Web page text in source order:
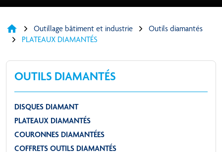
home Outillage bâtiment et industrie
Outils diamantés
PLATEAUX DIAMANTÉS
OUTILS DIAMANTÉS
DISQUES DIAMANT
PLATEAUX DIAMANTÉS
COURONNES DIAMANTÉES
COFFRETS OUTILS DIAMANTÉS